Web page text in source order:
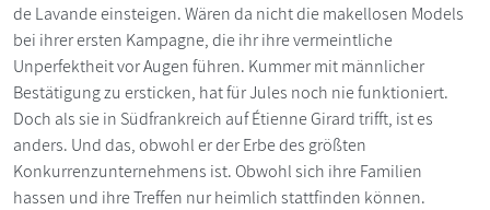
de Lavande einsteigen. Wären da nicht die makellosen Models
bei ihrer ersten Kampagne, die ihr ihre vermeintliche
Unperfektheit vor Augen führen. Kummer mit männlicher
Bestätigung zu ersticken, hat für Jules noch nie funktioniert.
Doch als sie in Südfrankreich auf Étienne Girard trifft, ist es
anders. Und das, obwohl er der Erbe des größten
Konkurrenzunternehmens ist. Obwohl sich ihre Familien
hassen und ihre Treffen nur heimlich stattfinden können.